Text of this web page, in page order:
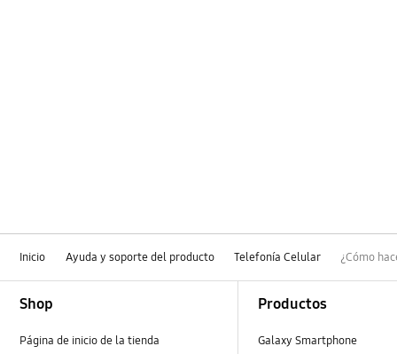
Inicio Ayuda y soporte del producto Telefonía Celular ¿Cómo
Shop
Página de inicio de la tienda
Productos
Galaxy Smartphone